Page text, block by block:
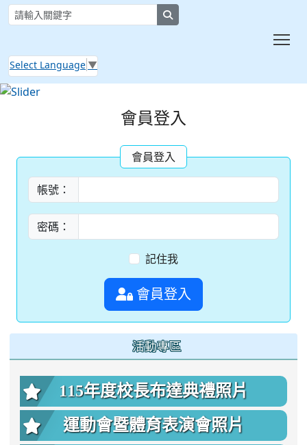
Select Language ▼
會員登入
會員登入
帳號：
密碼：
記住我
會員登入
活動專區
115年度校長布達典禮照片
運動會暨體育表演會照片